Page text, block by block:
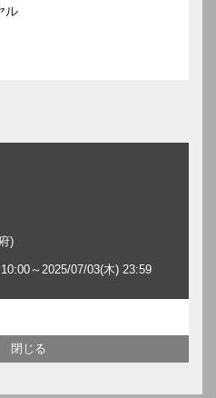
ル
)
～2025/07/03(木) 23:59